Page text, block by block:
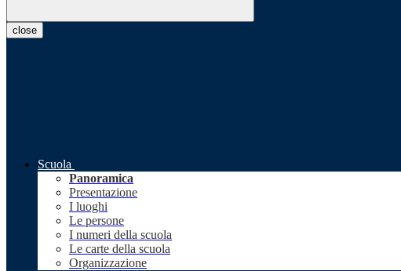
close
Scuola
Panoramica
Presentazione
I luoghi
Le persone
I numeri della scuola
Le carte della scuola
Organizzazione